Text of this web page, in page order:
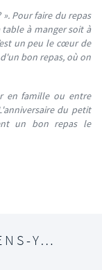
». Pour faire du repas
à manger soit à
un peu le cœur de
bon repas, où on
en famille ou entre
du petit
un bon repas le
Y…